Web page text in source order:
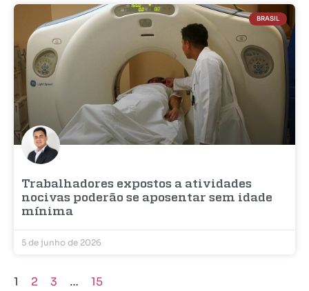
BRASIL
Trabalhadores expostos a atividades
nocivas poderão se aposentar sem idade
mínima
5 de junho de 2026
1 2 3 … 15